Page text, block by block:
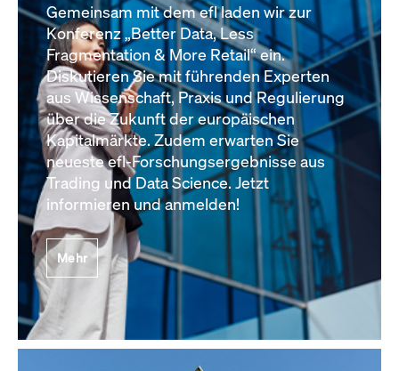
Gemeinsam mit dem efl laden wir zur
Konferenz „Better Data, Less
Fragmentation & More Retail“ ein.
Diskutieren Sie mit führenden Experten
aus Wissenschaft, Praxis und Regulierung
über die Zukunft der europäischen
Kapitalmärkte. Zudem erwarten Sie
neueste efl-Forschungsergebnisse aus
Trading und Data Science. Jetzt
informieren und anmelden!
Mehr